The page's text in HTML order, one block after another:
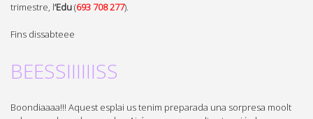
trimestre, l‘Edu(693 708 277).
Fins dissabteee
BEESSIIIIIISS
Boondiaaaa!!! Aquest esplai us tenim preparada una sorpresa moolt